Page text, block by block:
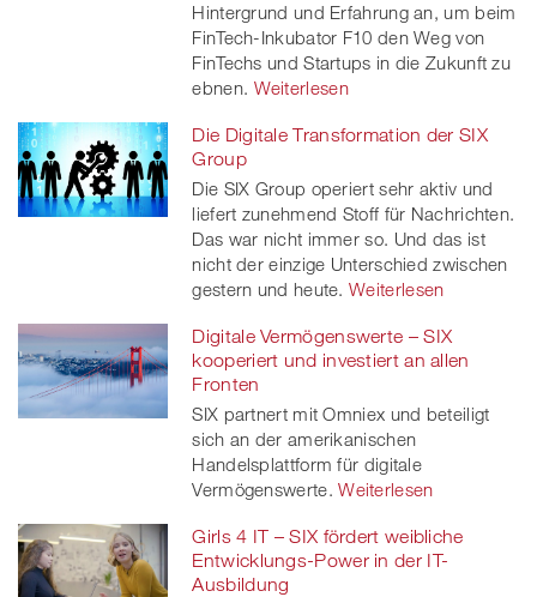
Hintergrund und Erfahrung an, um beim
FinTech-Inkubator F10 den Weg von
FinTechs und Startups in die Zukunft zu
ebnen. Weiterlesen
Die Digitale Transformation der SIX
Group
Die SIX Group operiert sehr aktiv und
liefert zunehmend Stoff für Nachrichten.
Das war nicht immer so. Und das ist
nicht der einzige Unterschied zwischen
gestern und heute. Weiterlesen
Digitale Vermögenswerte – SIX
kooperiert und investiert an allen
Fronten
SIX partnert mit Omniex und beteiligt
sich an der amerikanischen
Handelsplattform für digitale
Vermögenswerte. Weiterlesen
Girls 4 IT – SIX fördert weibliche
Entwicklungs-Power in der IT-
Ausbildung